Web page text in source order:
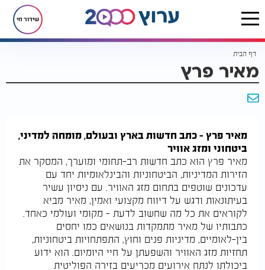
שידור חי
דף הבית
מאיר פרץ
מאיר פרץ - כתב חדשות בארץ ובעולם, מומחה למדיני,
ביטחוני ומזג אוויר
מאיר פרץ הוא כתב חדשות רב-תחומי ומוערך, המסקר את
הזירות המדיניות, הביטחוניות והבינלאומיות יחד עם
עדכונים שוטפים בתחום מזג האוויר. עם ניסיון עשיר
בעיתונאות ודגש על דיווח מקצועי ואמין, מאיר מביא
לקוראים את כל מה שחשוב לדעת – מקומי ועולמי כאחד.
כתבותיו של מאיר מתמקדות בנושאים כמו יחסים
בין-לאומיים, מדיניות פנים וחוץ, התפתחויות ביטחוניות,
תחזיות מזג האוויר והשפעתן על חיי היומיום. הוא ידוע
ביכולתו לנתח אירועים מכריעים בזירה הפוליטית